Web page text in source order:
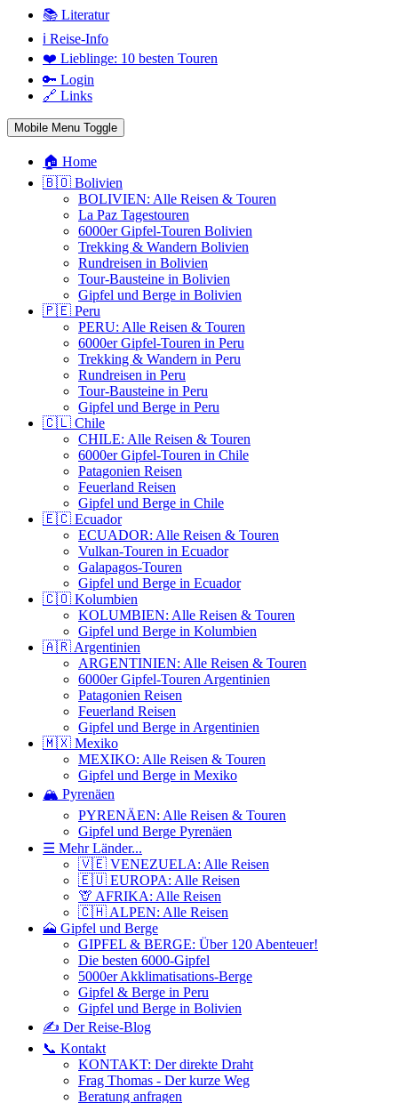
📚 Literatur
ℹ️ Reise-Info
❤️ Lieblinge: 10 besten Touren
🔑 Login
🔗 Links
Mobile Menu Toggle
🏠 Home
🇧🇴 Bolivien
BOLIVIEN: Alle Reisen & Touren
La Paz Tagestouren
6000er Gipfel-Touren Bolivien
Trekking & Wandern Bolivien
Rundreisen in Bolivien
Tour-Bausteine in Bolivien
Gipfel und Berge in Bolivien
🇵🇪 Peru
PERU: Alle Reisen & Touren
6000er Gipfel-Touren in Peru
Trekking & Wandern in Peru
Rundreisen in Peru
Tour-Bausteine in Peru
Gipfel und Berge in Peru
🇨🇱 Chile
CHILE: Alle Reisen & Touren
6000er Gipfel-Touren in Chile
Patagonien Reisen
Feuerland Reisen
Gipfel und Berge in Chile
🇪🇨 Ecuador
ECUADOR: Alle Reisen & Touren
Vulkan-Touren in Ecuador
Galapagos-Touren
Gipfel und Berge in Ecuador
🇨🇴 Kolumbien
KOLUMBIEN: Alle Reisen & Touren
Gipfel und Berge in Kolumbien
🇦🇷 Argentinien
ARGENTINIEN: Alle Reisen & Touren
6000er Gipfel-Touren Argentinien
Patagonien Reisen
Feuerland Reisen
Gipfel und Berge in Argentinien
🇲🇽 Mexiko
MEXIKO: Alle Reisen & Touren
Gipfel und Berge in Mexiko
🏔️ Pyrenäen
PYRENÄEN: Alle Reisen & Touren
Gipfel und Berge Pyrenäen
☰ Mehr Länder...
🇻🇪 VENEZUELA: Alle Reisen
🇪🇺 EUROPA: Alle Reisen
🦒 AFRIKA: Alle Reisen
🇨🇭 ALPEN: Alle Reisen
🗻 Gipfel und Berge
GIPFEL & BERGE: Über 120 Abenteuer!
Die besten 6000-Gipfel
5000er Akklimatisations-Berge
Gipfel & Berge in Peru
Gipfel und Berge in Bolivien
✍️ Der Reise-Blog
📞 Kontakt
KONTAKT: Der direkte Draht
Frag Thomas - Der kurze Weg
Beratung anfragen